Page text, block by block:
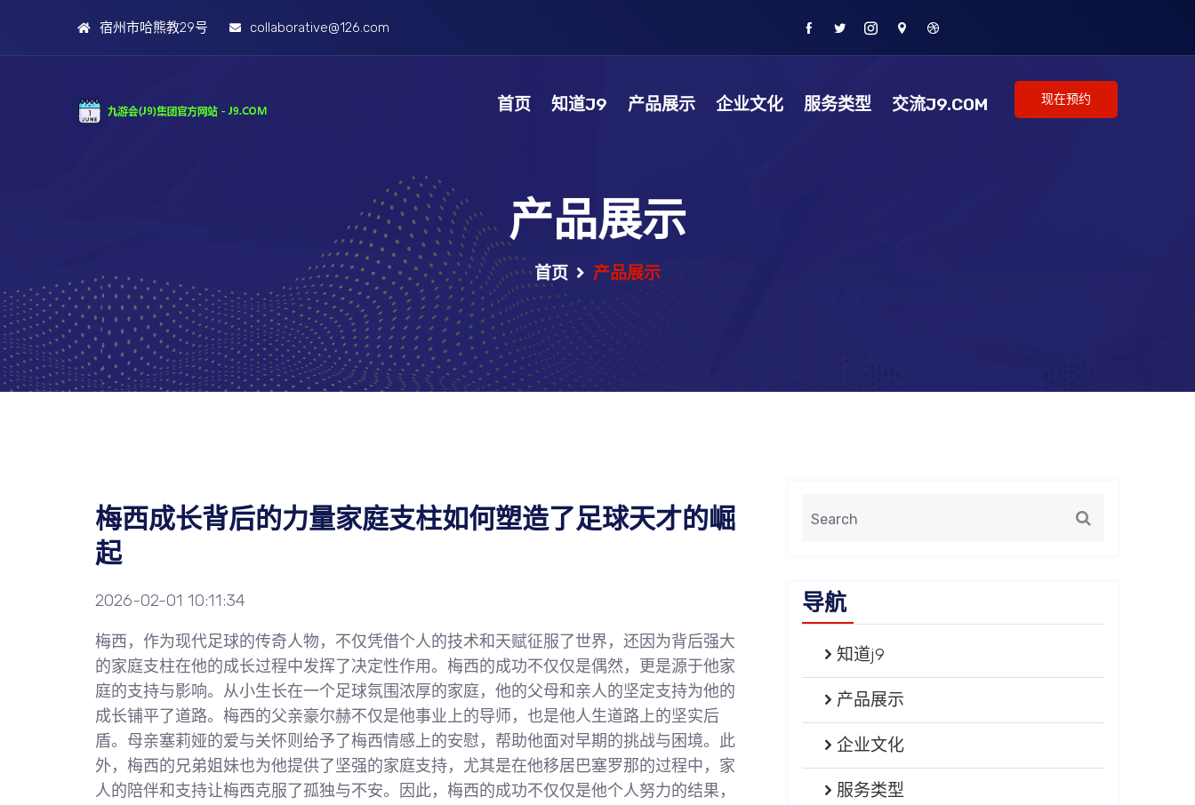
宿州市哈熊教29号 collaborative@126.com
首页 知道J9 产品展示 企业文化 服务类型 交流J9.COM 现在预约
产品展示
首页 产品展示
梅西成长背后的力量家庭支柱如何塑造了足球天才的崛
起
2026-02-01 10:11:34
梅西，作为现代足球的传奇人物，不仅凭借个人的技术和天赋征服了世界，还因为背后强大
的家庭支柱在他的成长过程中发挥了决定性作用。梅西的成功不仅仅是偶然，更是源于他家
庭的支持与影响。从小生长在一个足球氛围浓厚的家庭，他的父母和亲人的坚定支持为他的
成长铺平了道路。梅西的父亲豪尔赫不仅是他事业上的导师，也是他人生道路上的坚实后
盾。母亲塞莉娅的爱与关怀则给予了梅西情感上的安慰，帮助他面对早期的挑战与困境。此
外，梅西的兄弟姐妹也为他提供了坚强的家庭支持，尤其是在他移居巴塞罗那的过程中，家
人的陪伴和支持让梅西克服了孤独与不安。因此，梅西的成功不仅仅是他个人努力的结果，
导航
知道j9
产品展示
企业文化
服务类型